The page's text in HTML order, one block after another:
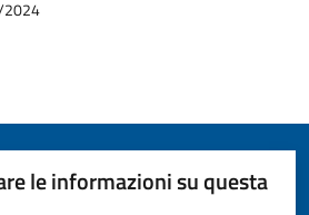
2024
le informazioni su questa